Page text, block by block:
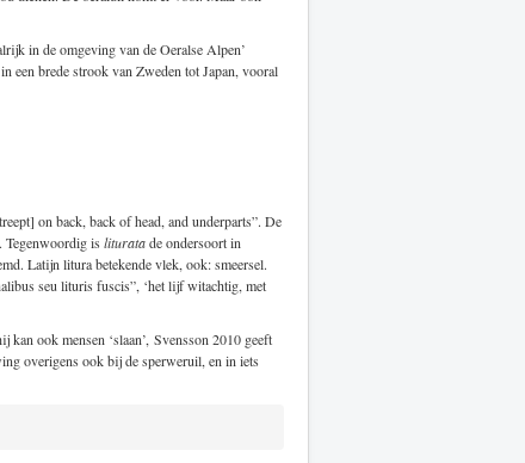
in de omgeving van de Oeralse Alpen’
een brede strook van Zweden tot Japan, vooral
on back, back of head, and underparts”. De
Tegenwoordig is lituratade ondersoort in
Latijn litura betekende vlek, ook: smeersel.
seu lituris fuscis”, ‘het lijf witachtig, met
kan ook mensen ‘slaan’, Svensson 2010 geeft
overigens ook bij de sperweruil, en in iets